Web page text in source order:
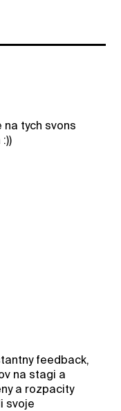
tych svons
feedback,
na stagi a
a rozpacity
svoje